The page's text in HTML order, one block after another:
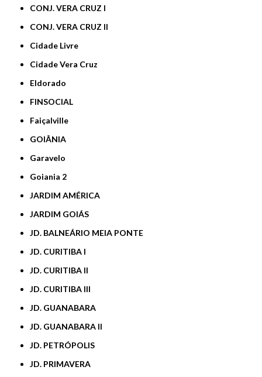
CONJ. VERA CRUZ I
CONJ. VERA CRUZ II
Cidade Livre
Cidade Vera Cruz
Eldorado
FINSOCIAL
Faiçalville
GOIÂNIA
Garavelo
Goiania 2
JARDIM AMÉRICA
JARDIM GOIÁS
JD. BALNEÁRIO MEIA PONTE
JD. CURITIBA I
JD. CURITIBA II
JD. CURITIBA III
JD. GUANABARA
JD. GUANABARA II
JD. PETRÓPOLIS
JD. PRIMAVERA